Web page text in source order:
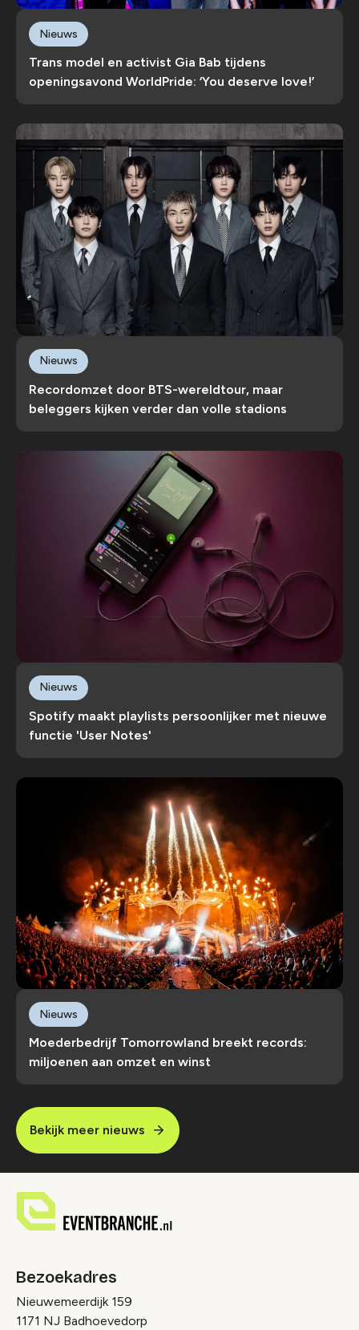
Trans model en activist Gia Bab tijdens
openingsavond WorldPride: ‘You deserve love!’
Nieuws
Recordomzet door BTS-wereldtour, maar
beleggers kijken verder dan volle stadions
Nieuws
Spotify maakt playlists persoonlijker met nieuwe
functie 'User Notes'
Nieuws
Moederbedrijf Tomorrowland breekt records:
miljoenen aan omzet en winst
Nieuws
Bekijk meer nieuws
Bezoekadres
Nieuwemeerdijk 159
1171 NJ Badhoevedorp